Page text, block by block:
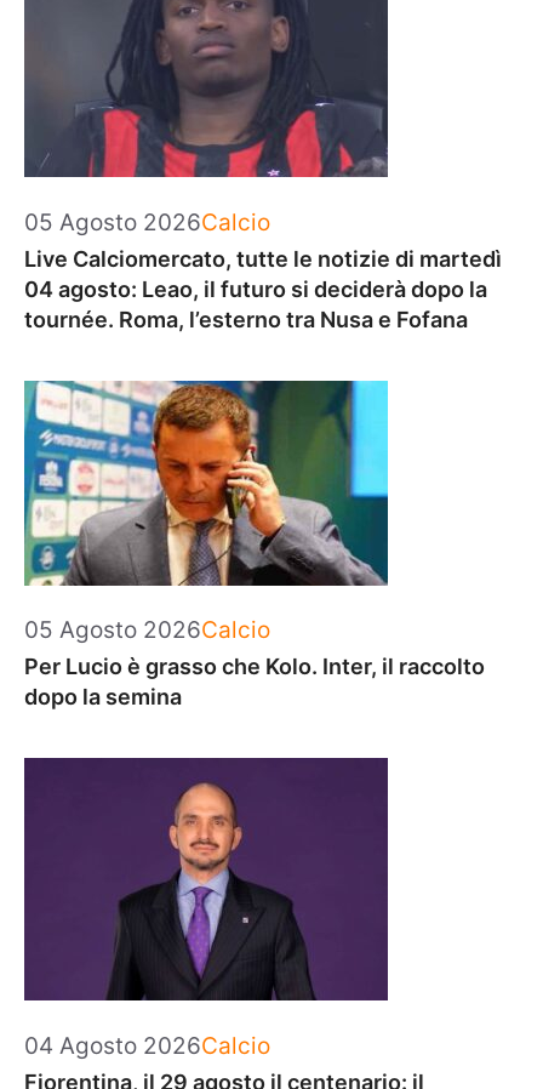
05 Agosto 2026Categorie
Calcio
Live Calciomercato, tutte le notizie di martedì
04 agosto: Leao, il futuro si deciderà dopo la
tournée. Roma, l’esterno tra Nusa e Fofana
05 Agosto 2026Categorie
Calcio
Per Lucio è grasso che Kolo. Inter, il raccolto
dopo la semina
04 Agosto 2026Categorie
Calcio
Fiorentina, il 29 agosto il centenario: il